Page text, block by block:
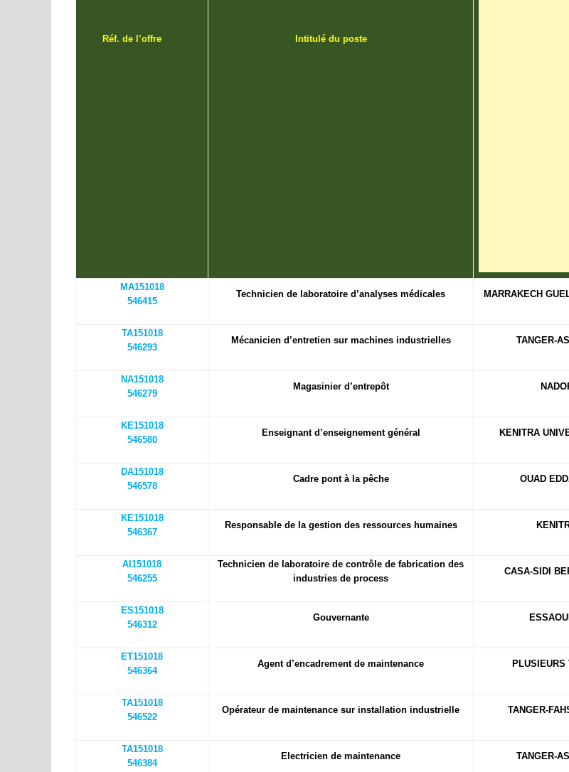
Réf. de l’offre Intitulé du poste
MA151018
546415
Technicien de laboratoire d’analyses médicales MARRAKECH
TA151018
546293
Mécanicien d’entretien sur machines industrielles TANGER-
NA151018
546279
Magasinier d’entrepôt
KE151018
546580
Enseignant d’enseignement général KENITRA
DA151018
546578
Cadre pont à la pêche OUAD
KE151018
546367
Responsable de la gestion des ressources humaines
AI151018
546255
Technicien de laboratoire de contrôle de fabrication des
industries de process
CASA-SIDI
ES151018
546312
Gouvernante
ET151018
546364
Agent d’encadrement de maintenance PLUSIEURS
TA151018
546522
Opérateur de maintenance sur installation industrielle TANGER-
TA151018
546384
Electricien de maintenance TANGER-